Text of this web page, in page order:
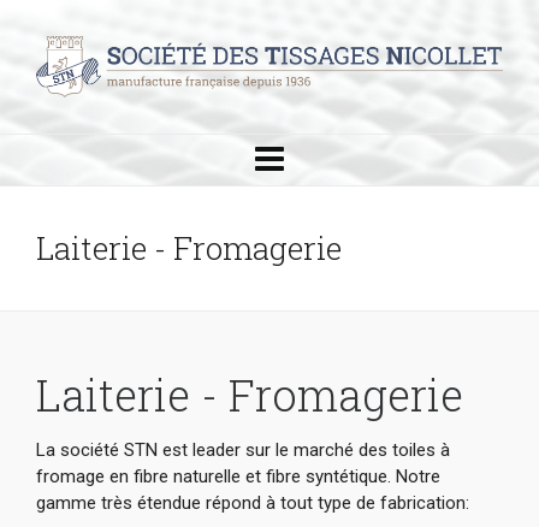
Laiterie - Fromagerie
Laiterie - Fromagerie
La société STN est leader sur le marché des toiles à
fromage en fibre naturelle et fibre syntétique. Notre
gamme très étendue répond à tout type de fabrication: